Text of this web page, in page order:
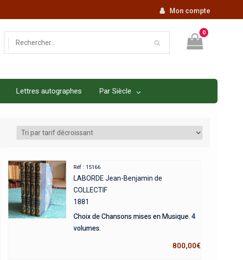
Mon compte
0
Lettres autographes Par Siècle
Réf : 15166
LABORDE Jean-Benjamin de
COLLECTIF
1881
Choix de Chansons mises en Musique. 4
volumes.
800,00€